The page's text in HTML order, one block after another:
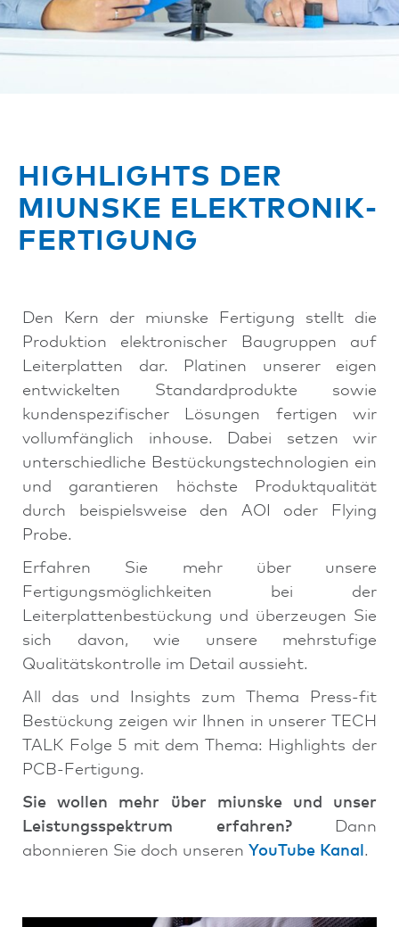
HIGHLIGHTS DER
MIUNSKE ELEKTRONIK­
FERTIGUNG
Den Kern der miunske Fertigung stellt die
Produktion elektronischer Baugruppen auf
Leiterplatten dar. Platinen unserer eigen
entwickelten Standardprodukte sowie
kundenspezifischer Lösungen fertigen wir
vollumfänglich inhouse. Dabei setzen wir
unterschiedliche Bestückungstechnologien ein
und garantieren höchste Produktqualität
durch beispielsweise den AOI oder Flying
Probe.
Erfahren Sie mehr über unsere
Fertigungsmöglichkeiten bei der
Leiterplattenbestückung und überzeugen Sie
sich davon, wie unsere mehrstufige
Qualitätskontrolle im Detail aussieht.
All das und Insights zum Thema Press-fit
Bestückung zeigen wir Ihnen in unserer TECH
TALK Folge 5 mit dem Thema: Highlights der
PCB-Fertigung.
Sie wollen mehr über miunske und unser
Leistungsspektrum erfahren?
Dann
abonnieren Sie doch unseren YouTube Kanal .